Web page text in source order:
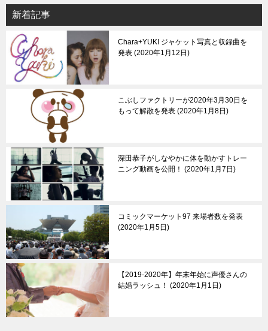
新着記事
Chara+YUKI ジャケット写真と収録曲を
発表 2020年1月12日
こぶしファクトリーが2020年3月30日を
もって解散を発表 2020年1月8日
深田恭子がしなやかに体を動かすトレー
ニング動画を公開！
2020年1月7日
コミックマーケット97 来場者数を発表
2020年1月5日
【2019-2020年】年末年始に声優さんの
結婚ラッシュ！
2020年1月1日